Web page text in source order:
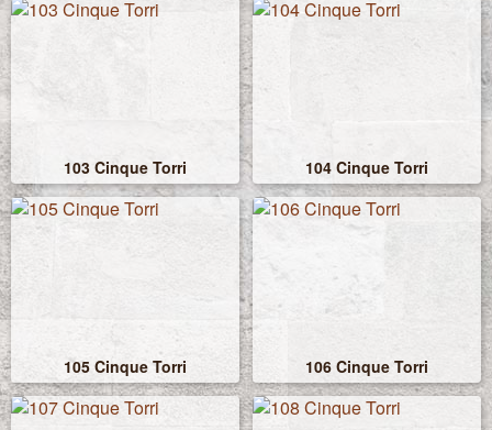
103 Cinque Torri 104 Cinque Torri
105 Cinque Torri 106 Cinque Torri